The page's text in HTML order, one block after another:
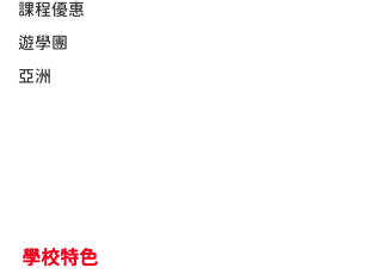
課程優惠
遊學團
亞洲
學校特色